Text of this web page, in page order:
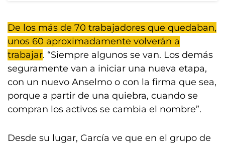
De los más de 70 trabajadores que quedaban,
unos 60 aproximadamente volverán a
trabajar. “Siempre algunos se van. Los demás
seguramente van a iniciar una nueva etapa,
con un nuevo Anselmo o con la firma que sea,
porque a partir de una quiebra, cuando se
compran los activos se cambia el nombre”.
Desde su lugar, García ve que en el grupo de